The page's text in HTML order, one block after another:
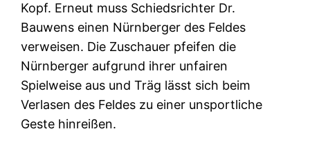
Kopf. Erneut muss Schiedsrichter Dr.
Bauwens einen Nürnberger des Feldes
verweisen. Die Zuschauer pfeifen die
Nürnberger aufgrund ihrer unfairen
Spielweise aus und Träg lässt sich beim
Verlasen des Feldes zu einer unsportliche
Geste hinreißen.